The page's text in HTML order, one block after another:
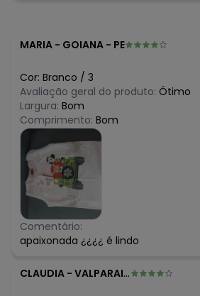
março/2026
fevereiro/2026
MARIA - GOIANA - PE
Cor: Branco / 3
Avaliação geral do produto: Ótimo
Largura: Bom
Comprimento: Bom
Comentário:
apaixonada ¿¿¿¿ é lindo
CLAUDIA - VALPARAISO DE GOIAS - GO